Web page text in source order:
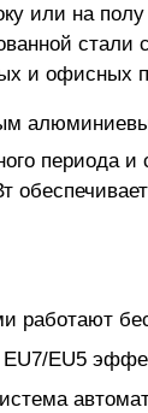
или на
и офисных
периода
работают
EU5